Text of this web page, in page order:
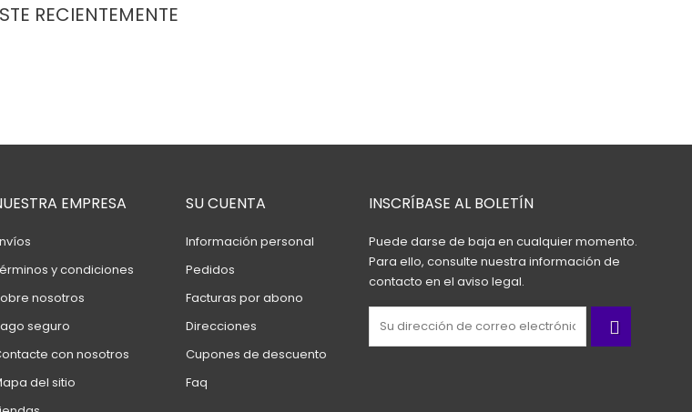
RECIENTEMENTE
EMPRESA
y condiciones
nosotros
seguro
con nosotros
del sitio
SU CUENTA
Información personal
Pedidos
Facturas por abono
Direcciones
Cupones de descuento
Faq
INSCRÍBASE AL BOLETÍN
Puede darse de baja en cualquier momento.
Para ello, consulte nuestra información de
contacto en el aviso legal.